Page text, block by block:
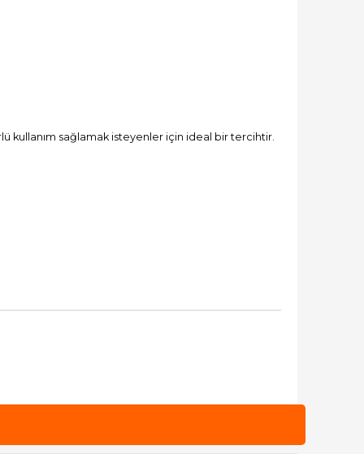
kullanım sağlamak isteyenler için ideal bir tercihtir.